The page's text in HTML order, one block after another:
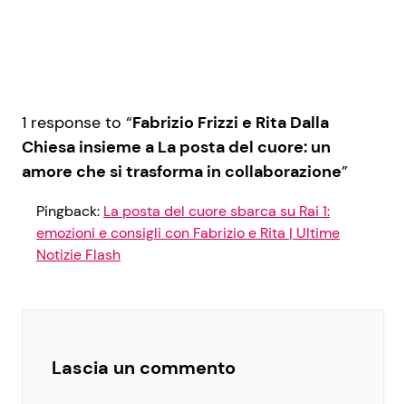
1 response to “Fabrizio Frizzi e Rita Dalla
Chiesa insieme a La posta del cuore: un
amore che si trasforma in collaborazione”
Pingback: La posta del cuore sbarca su Rai 1:
emozioni e consigli con Fabrizio e Rita | Ultime
Notizie Flash
Lascia un commento